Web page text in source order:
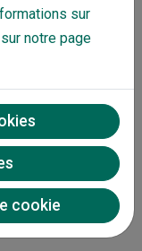
sur
notre page
cookie